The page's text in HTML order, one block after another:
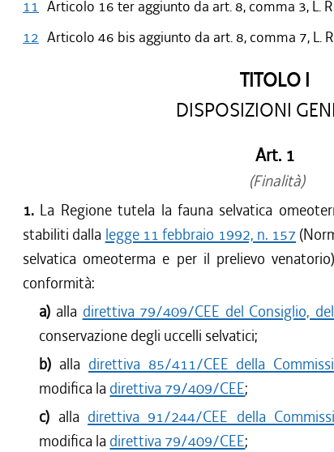
dal 01/04/2011 al 24/08/2011
dal 01/01/2011 al 31/03/2011
dal 08/07/2010 al 21/07/2010
dal 04/06/2009 al 29/07/2009
dal 01/04/2009 al 03/06/2009
dal 03/04/2008 al 31/03/2009
11 Articolo 16 ter aggiunto da art. 8, comma 3, L.
12 Articolo 46 bis aggiunto da art. 8, comma 7, L.
TITOLO I
DISPOSIZIONI
Art. 1
(Finalità)
1. La Regione tutela la fauna selvatica
stabiliti dalla legge 11 febbraio 1992, n. 157
selvatica omeoterma e per il prelievo
conformità:
a) alla direttiva 79/409/CEE del Consiglio,
conservazione degli uccelli selvatici;
b) alla direttiva 85/411/CEE della
modifica la direttiva 79/409/CEE;
c) alla direttiva 91/244/CEE della
modifica la direttiva 79/409/CEE;